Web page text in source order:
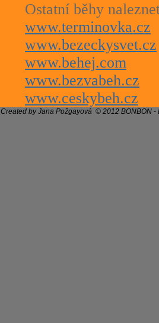
Ostatní běhy
www.terminovka.cz
www.bezeckysvet.cz
www.behej.com
www.bezvabeh.cz
www.ceskybeh.cz
Created by Jana Požgayová © 2012 BONBON